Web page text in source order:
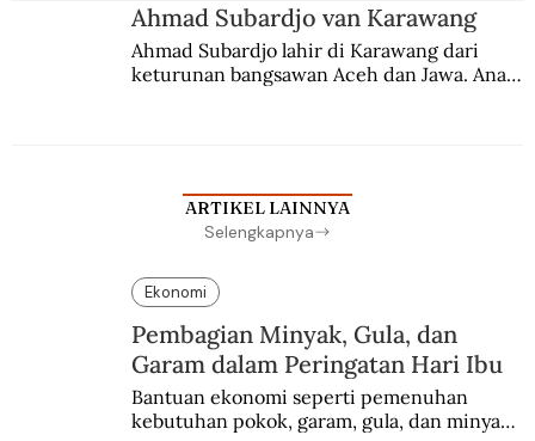
Ahmad Subardjo van Karawang
Ahmad Subardjo lahir di Karawang dari
keturunan bangsawan Aceh dan Jawa. Anak
ARTIKEL LAINNYA
Selengkapnya
Ekonomi
Pembagian Minyak, Gula, dan
Garam dalam Peringatan Hari Ibu
Bantuan ekonomi seperti pemenuhan
kebutuhan pokok, garam, gula, dan minyak